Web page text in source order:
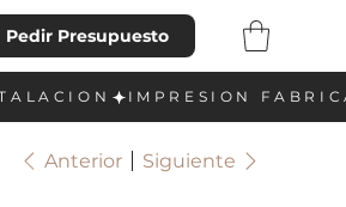
Pedir Presupuesto
Anterior Siguiente